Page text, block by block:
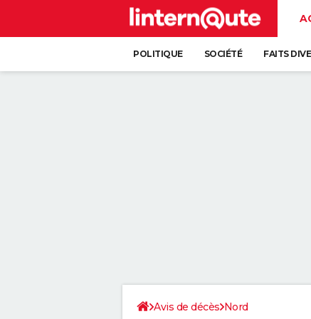
POLITIQUE SOCIÉTÉ FAITS
Avis de décès Nord